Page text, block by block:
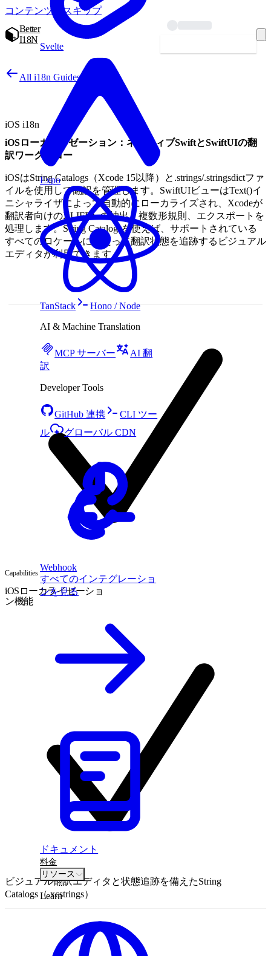
コンテンツへスキップ
Better
I18N
Svelte
Expo
TanStack
Hono / Node
AI & Machine Translation
MCP サーバー
AI 翻
訳
Developer Tools
GitHub 連携
CLI ツー
ル
グローバル CDN
Webhook
すべてのインテグレーショ
ンを見る
ドキュメント
料金
リソース
Learn
All i18n Guides
iOS i18n
iOSローカライゼーション：ネイティブSwiftとSwiftUIの翻
訳ワークフロー
iOSはString Catalogs（Xcode 15以降）と.strings/.stringsdictファ
イルを使用して翻訳を管理します。SwiftUIビューはText()イ
ニシャライザによって自動的にローカライズされ、Xcodeが
翻訳者向けのXLIFFへの抽出、複数形規則、エクスポートを
処理します。String Catalogsを使えば、サポートされている
すべてのロケールにわたって翻訳状態を追跡するビジュアル
エディタが利用できます。
Capabilities
iOSローカライゼーショ
ン機能
ビジュアル翻訳エディタと状態追跡を備えたString
Catalogs（.xcstrings）